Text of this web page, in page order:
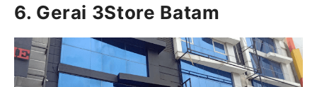
6. Gerai 3Store Batam